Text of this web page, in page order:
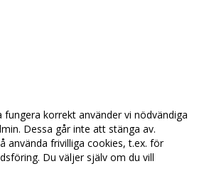
fungera korrekt använder vi nödvändiga
Dessa går inte att stänga av.
använda frivilliga cookies, t.ex. för
Du väljer själv om du vill